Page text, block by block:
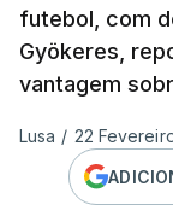
futebol, com
Gyökeres,
vantagem
Lusa / 22